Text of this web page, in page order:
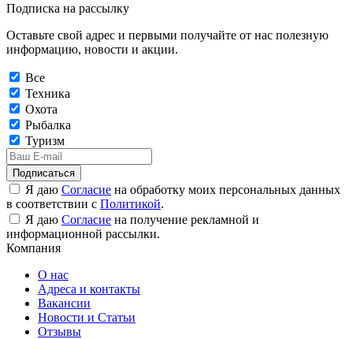
Подписка на рассылку
Оставьте свой адрес и первыми получайте от нас полезную
информацию, новости и акции.
Все
Техника
Охота
Рыбалка
Туризм
Подписаться
Я даю Согласие на обработку моих персональных данных
в соответствии с Политикой.
Я даю Согласие на получение рекламной и
информационной рассылки.
Компания
О нас
Адреса и контакты
Вакансии
Новости и Статьи
Отзывы